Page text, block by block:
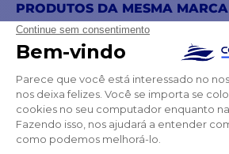
PRODUTOS DA MESMA MARCA
TAMBÉM PODE GOSTAR